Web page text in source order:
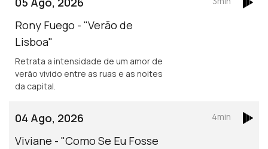
Rony Fuego - "Verão de
Lisboa"
Retrata a intensidade de um amor de
verão vivido entre as ruas e as noites
da capital.
04 Ago, 2026
Viviane - "Como Se Eu Fosse
4min